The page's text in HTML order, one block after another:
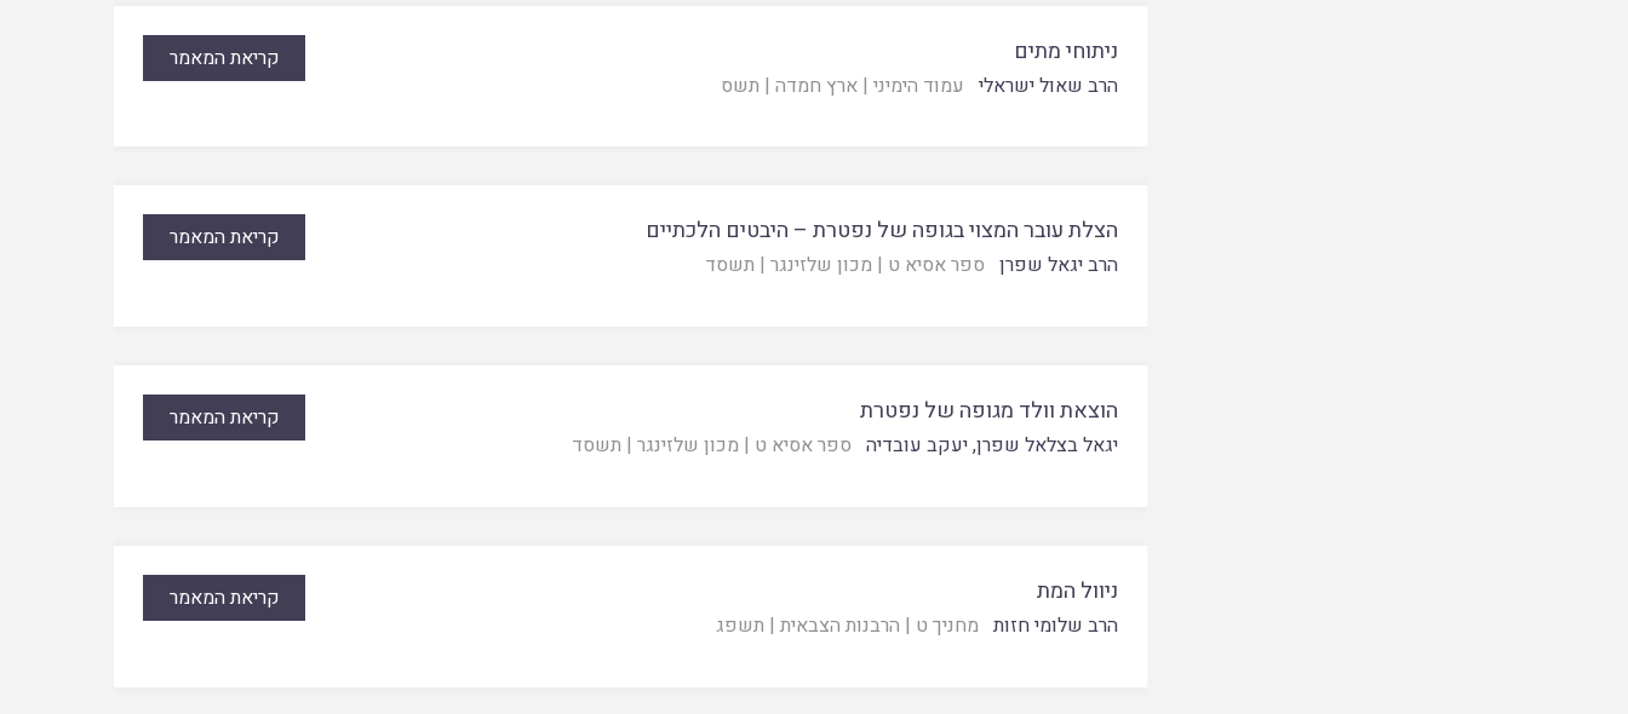
ניתוחי מתים
הרב שאול ישראלי עמוד הימיני |ארץ חמדה | תשס
קריאת המאמר
הצלת עובר המצוי בגופה של נפטרת – היבטים הלכתיים
הרב יגאל שפרן ספר אסיא ט | מכון שלזינגר | תשסד
קריאת המאמר
הוצאת וולד מגופה של נפטרת
יגאל בצלאל שפרן,יעקב עובדיה ספר אסיא ט | מכון שלזינגר | תשסד
קריאת המאמר
ניוול המת
הרב שלומי חזות מחניך ט | הרבנות הצבאית | תשפג
קריאת המאמר